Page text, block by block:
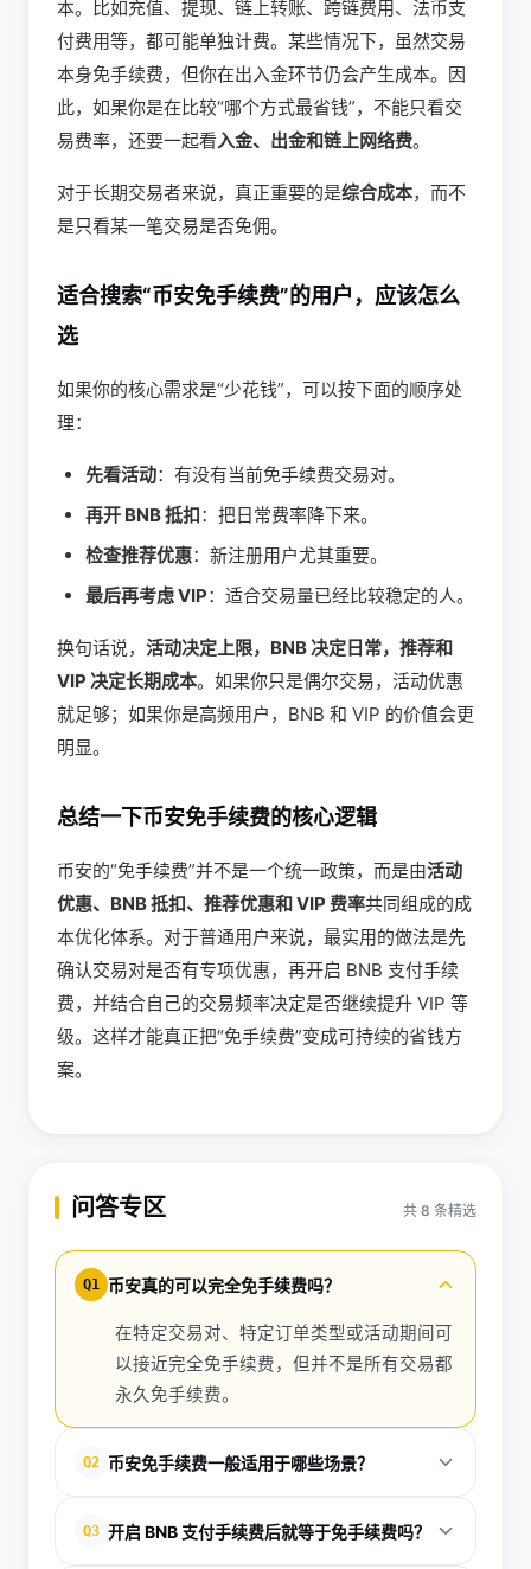
本。比如充值、提现、链上转账、跨链费用、法币支
付费用等，都可能单独计费。某些情况下，虽然交易
本身免手续费，但你在出入金环节仍会产生成本。因
此，如果你是在比较“哪个方式最省钱”，不能只看交
易费率，还要一起看入金、出金和链上网络费。
对于长期交易者来说，真正重要的是综合成本，而不
是只看某一笔交易是否免佣。
适合搜索“币安免手续费”的用户，应该怎么
选
如果你的核心需求是“少花钱”，可以按下面的顺序处
理：
先看活动：有没有当前免手续费交易对。
再开 BNB 抵扣：把日常费率降下来。
检查推荐优惠：新注册用户尤其重要。
最后再考虑 VIP：适合交易量已经比较稳定的人。
换句话说， 活动决定上限，BNB 决定日常，推荐和
VIP 决定长期成本。如果你只是偶尔交易，活动优惠
就足够；如果你是高频用户，BNB 和 VIP 的价值会更
明显。
总结一下币安免手续费的核心逻辑
币安的“免手续费”并不是一个统一政策，而是由活动
优惠、BNB 抵扣、推荐优惠和 VIP 费率共同组成的成
本优化体系。对于普通用户来说，最实用的做法是先
确认交易对是否有专项优惠，再开启 BNB 支付手续
费，并结合自己的交易频率决定是否继续提升 VIP 等
级。这样才能真正把“免手续费”变成可持续的省钱方
案。
问答专区 共 8 条精选
Q1 币安真的可以完全免手续费吗？
在特定交易对、特定订单类型或活动期间可
以接近完全免手续费，但并不是所有交易都
永久免手续费。
Q2 币安免手续费一般适用于哪些场景？
法币交易对，以及某些挂单或吃单优惠场景。
Q3 开启 BNB 支付手续费后就等于免手续费吗？